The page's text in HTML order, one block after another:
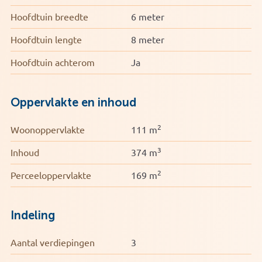
Bouwjaar: 1987
Energielabel B
Volledig geïsoleerd en voorzien van HR-glas
Zonnepanelen aanwezig
Garage voorzien van water en elektra
Hoofdtuin breedte 6 meter
Hoofdtuin lengte 8 meter
Hoofdtuin achterom Ja
Oppervlakte en inhoud
Woonoppervlakte 111 m2
Inhoud 374 m3
Perceeloppervlakte 169 m2
Indeling
Aantal verdiepingen 3